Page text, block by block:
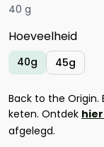
40 g
Hoeveelheid
40g 45g
Back to the Origin.
keten. Ontdek hier
afgelegd.